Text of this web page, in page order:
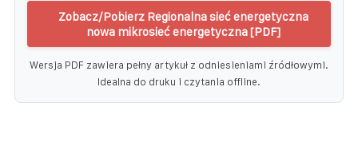
Zobacz/Pobierz Regionalna sieć energetyczna
nowa mikrosieć energetyczna [PDF]
Wersja PDF zawiera pełny artykuł z odniesieniami źródłowymi.
Idealna do druku i czytania offline.